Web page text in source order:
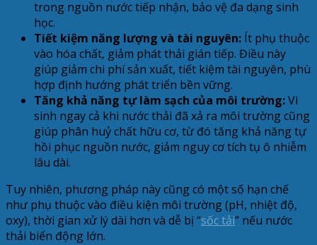
trong nguồn nước tiếp nhận, bảo vệ đa dạng sinh
học.
Tiết kiệm năng lượng và tài nguyên: Ít phụ thuộc
vào hóa chất, giảm phát thải gián tiếp. Điều này
giúp giảm chi phí sản xuất, tiết kiệm tài nguyên, phù
hợp định hướng phát triển bền vững.
Tăng khả năng tự làm sạch của môi trường:Vi
sinh ngay cả khi nước thải đã xả ra môi trường cũng
giúp phân huỷ chất hữu cơ, từ đó tăng khả năng tự
hồi phục nguồn nước, giảm nguy cơ tích tụ ô nhiễm
lâu dài.
Tuy nhiên, phương pháp này cũng có một số hạn chế
như phụ thuộc vào điều kiện môi trường (pH, nhiệt độ,
oxy), thời gian xử lý dài hơn và dễ bị “sốc tải” nếu nước
thải biến động lớn.